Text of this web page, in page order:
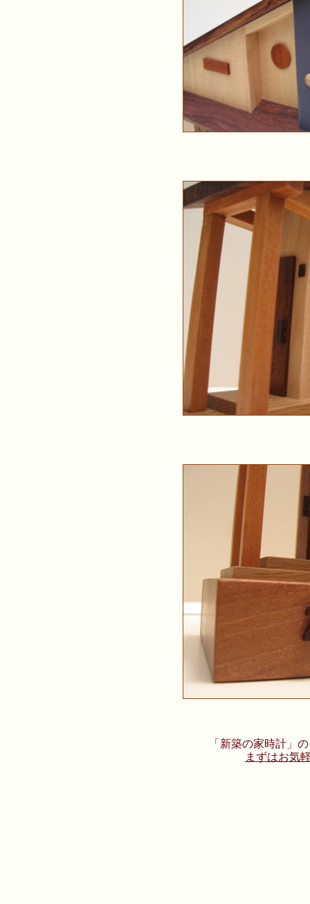
「新築の家時計」
まずはお気